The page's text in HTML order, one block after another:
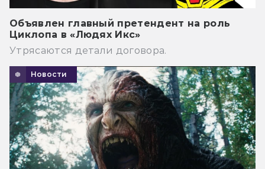
Объявлен главный претендент на роль
Циклопа в «Людях Икс»
Утрясаются детали договора.
Новости